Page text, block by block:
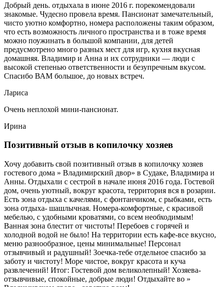
Добрый день. отдыхала в июне 2016 г. порекомендовали
знакомые. Чудесно провела время. Пансионат замечательный,
чисто уютно комфортно, номера расположены таким образом,
что есть возможность личного пространства и в тоже время
можно поужинать в большой компании, для детей
предусмотрено много разных мест для игр, кухня вкусная
домашняя. Владимир и Анна и их сотрудники — люди с
высокой степенью ответственности и безупречным вкусом.
Спасибо ВАМ большое, до новых встреч.
Лариса
Очень неплохой мини-пансионат.
Ирина
Позитивный отзыв в копилочку хозяев
Хочу добавить свой позитивный отзыв в копилочку хозяев
гостевого дома » Владимирский двор» в Судаке, Владимира и
Анны. Отдыхали с сестрой в начале июня 2016 года. Гостевой
дом, очень уютный, вокруг красота, территория вся в розарии.
Есть зона отдыха с качелями, с фонтанчиком, с рыбками, есть
зона отдыха- шашлычная. Номера-комфортные, с красивой
мебелью, с удобными кроватями, со всем необходимым!
Ванная зона блестит от чистоты! Перебоев с горячей и
холодной водой не было! На территории есть кафе-все вкусно,
меню разнообразное, цены минимальные! Персонал
отзывчивый и радушный! Зоечка-тебе отдельное спасибо за
заботу и чистоту! Море чистое, вокруг красота и куча
развлечений! Итог: Гостевой дом великолепный! Хозяева-
отзывчивые, спокойные, добрые люди! Отдыхайте во »